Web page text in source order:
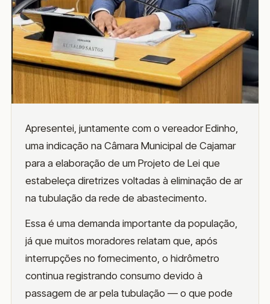
Apresentei, juntamente com o vereador Edinho,
uma indicação na Câmara Municipal de Cajamar
para a elaboração de um Projeto de Lei que
estabeleça diretrizes voltadas à eliminação de ar
na tubulação da rede de abastecimento.
Essa é uma demanda importante da população,
já que muitos moradores relatam que, após
interrupções no fornecimento, o hidrômetro
continua registrando consumo devido à
passagem de ar pela tubulação — o que pode